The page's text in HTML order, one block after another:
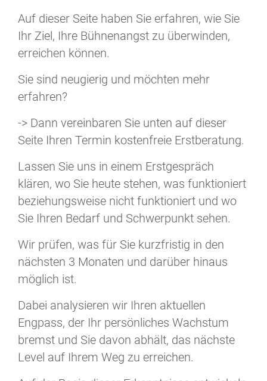
Auf dieser Seite haben Sie erfahren, wie Sie
Ihr Ziel, Ihre Bühnenangst zu überwinden,
erreichen können.
Sie sind neugierig und möchten mehr
erfahren?
-> Dann vereinbaren Sie unten auf dieser
Seite Ihren Termin kostenfreie Erstberatung.
Lassen Sie uns in einem Erstgespräch
klären, wo Sie heute stehen, was funktioniert
beziehungsweise nicht funktioniert und wo
Sie Ihren Bedarf und Schwerpunkt sehen.
Wir prüfen, was für Sie kurzfristig in den
nächsten 3 Monaten und darüber hinaus
möglich ist.
Dabei analysieren wir Ihren aktuellen
Engpass, der Ihr persönliches Wachstum
bremst und Sie davon abhält, das nächste
Level auf Ihrem Weg zu erreichen.